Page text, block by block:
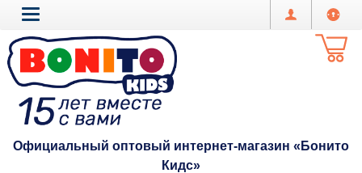
Официальный оптовый интернет-магазин «Бонито
Кидс»